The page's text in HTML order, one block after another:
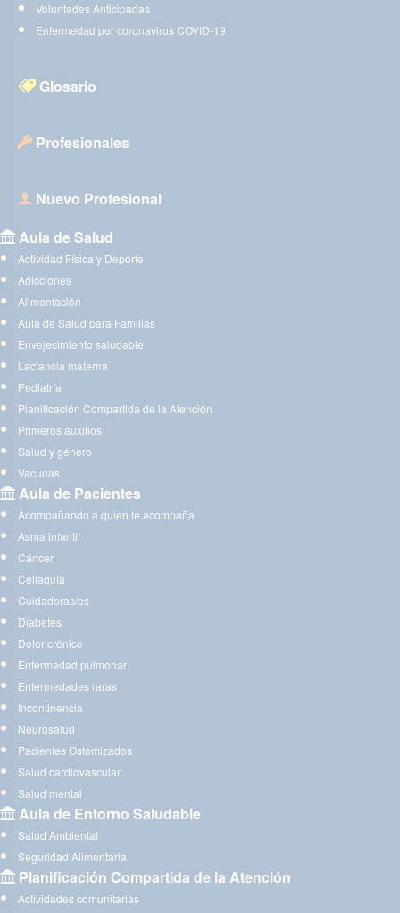
Voluntades Anticipadas
Enfermedad por coronavirus COVID-19
Glosario
Profesionales
Nuevo Profesional
Aula de Salud
Actividad Física y Deporte
Adicciones
Alimentación
Aula de Salud para Familias
Envejecimiento saludable
Lactancia materna
Pediatría
Planificación Compartida de la Atención
Primeros auxilios
Salud y género
Vacunas
Aula de Pacientes
Acompañando a quien te acompaña
Asma infantil
Cáncer
Celiaquía
Cuidadoras/es
Diabetes
Dolor crónico
Enfermedad pulmonar
Enfermedades raras
Incontinencia
Neurosalud
Pacientes Ostomizados
Salud cardiovascular
Salud mental
Aula de Entorno Saludable
Salud Ambiental
Seguridad Alimentaria
Planificación Compartida de la Atención
Actividades comunitarias